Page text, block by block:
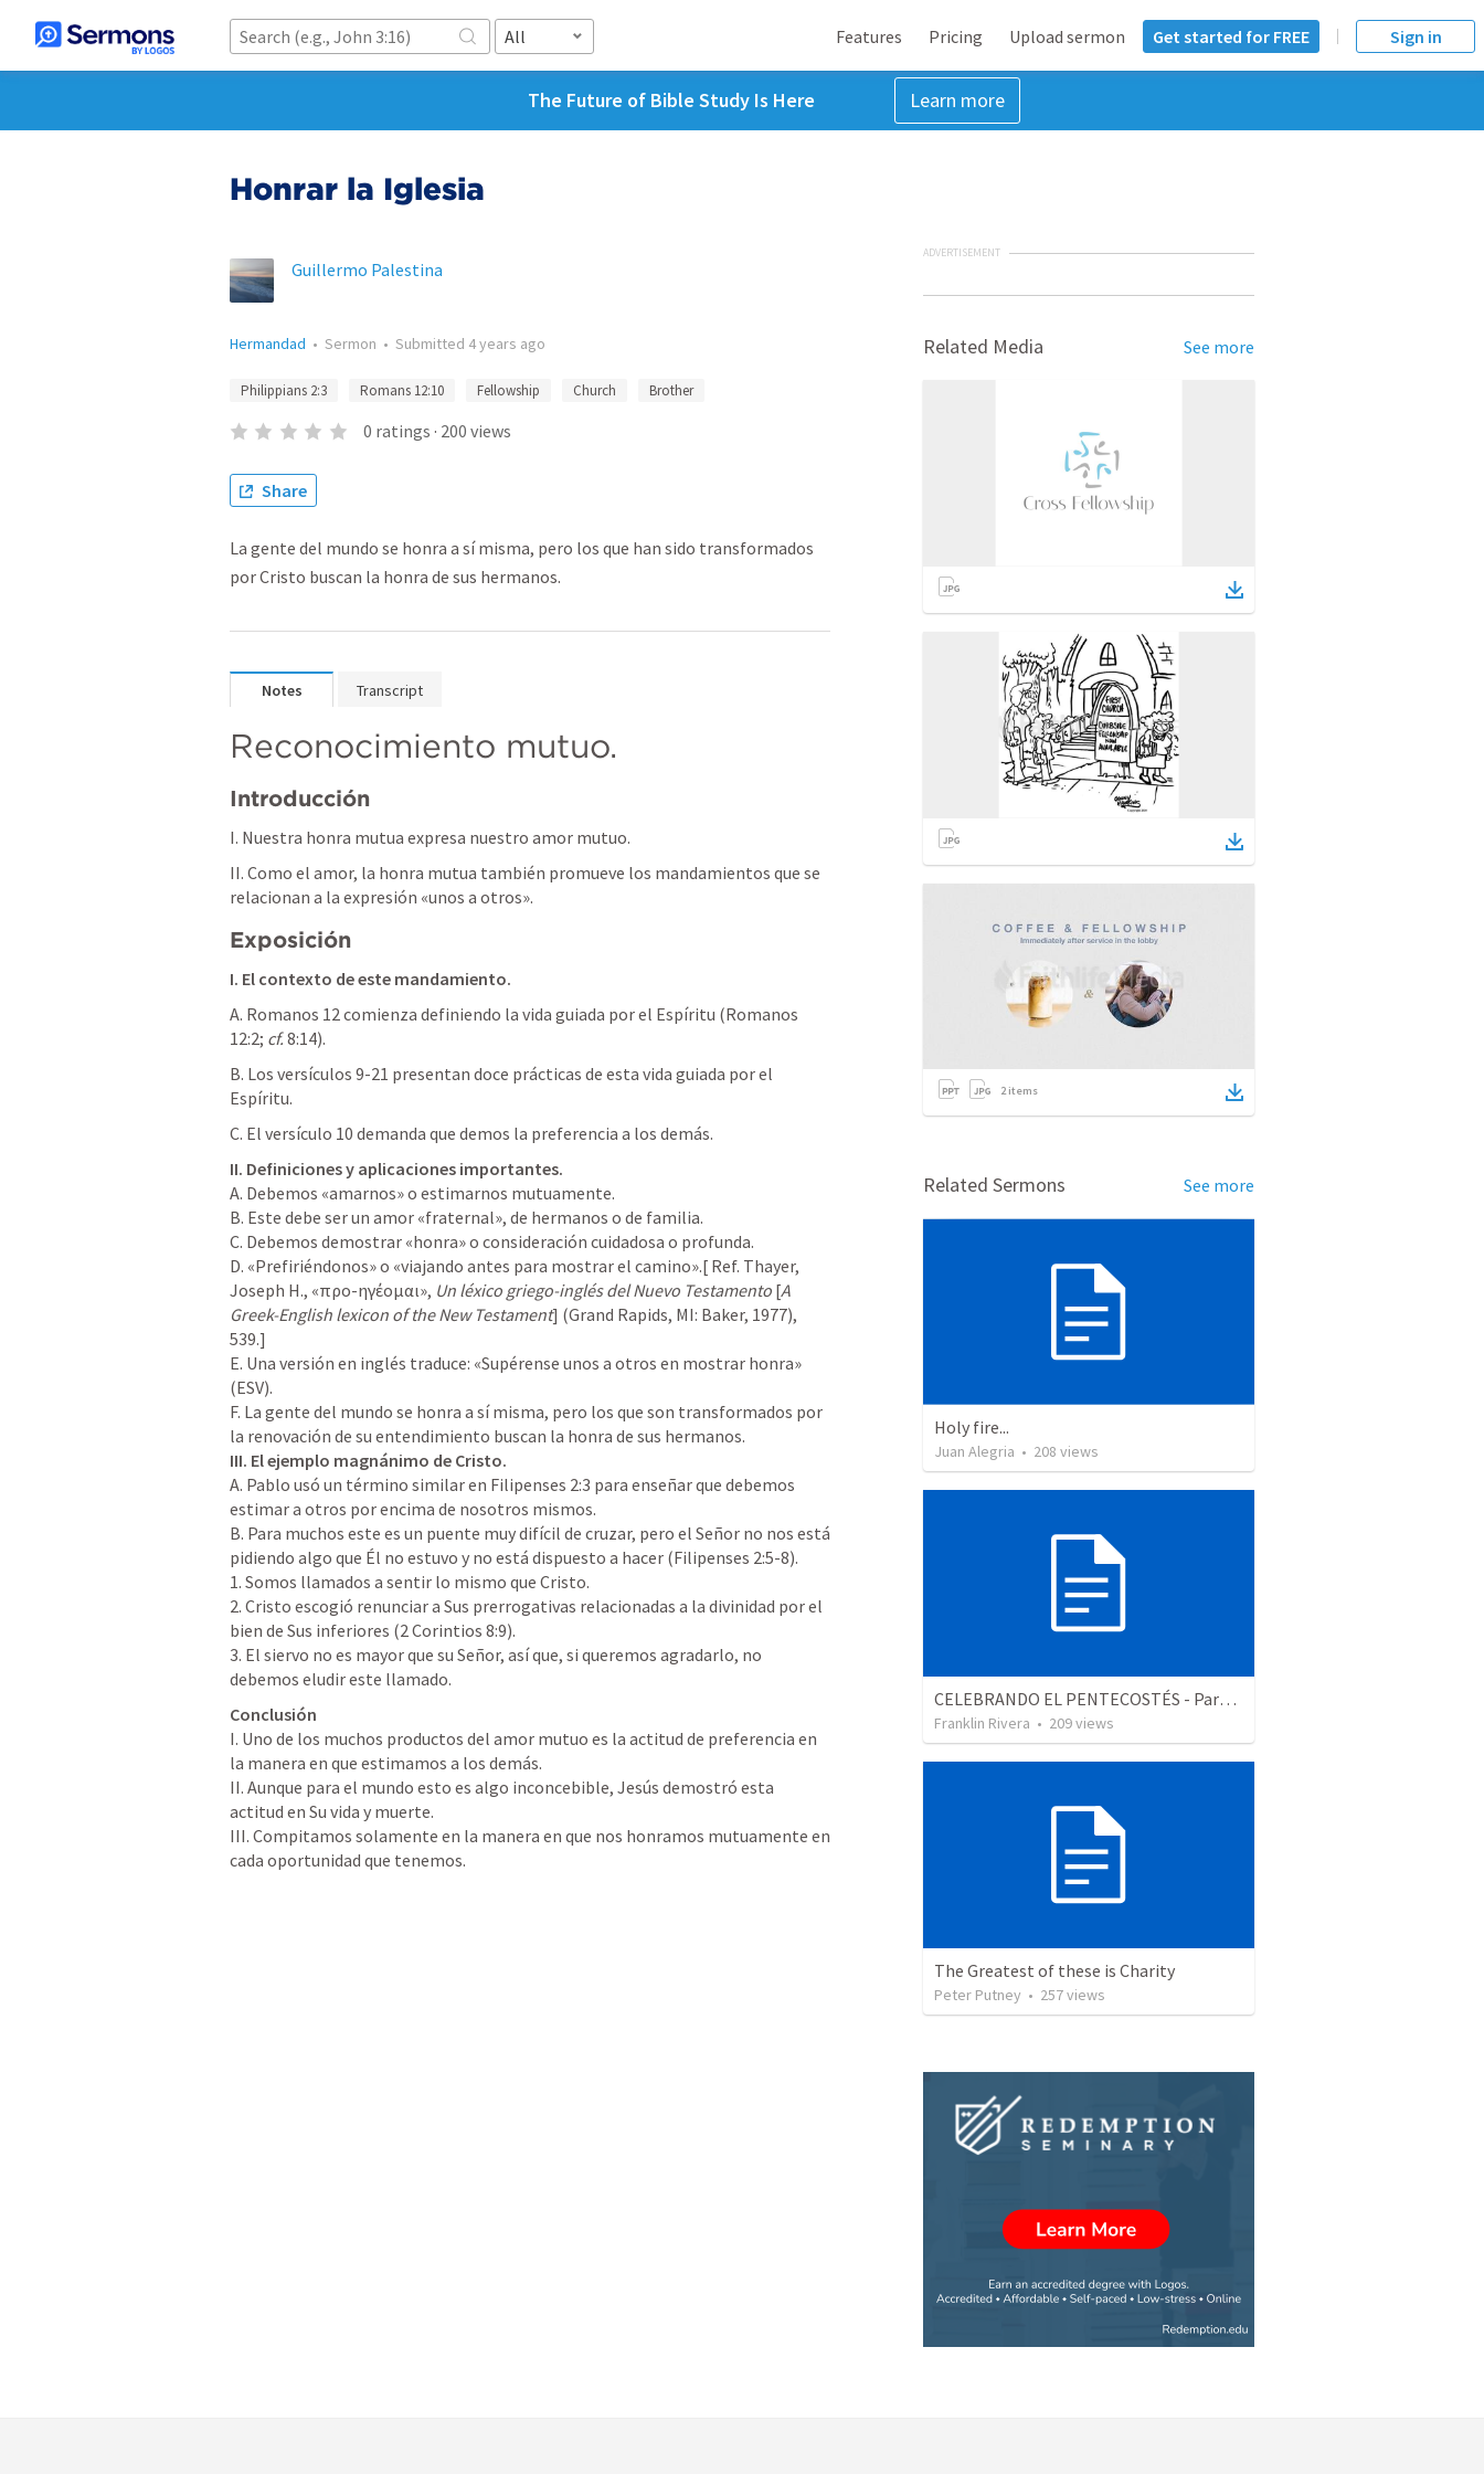
All Features Pricing Upload sermon Get started for FREE Sign in
The Future of Bible Study Is Here Learn more
Honrar la Iglesia
Guillermo Palestina
Hermandad • Sermon • Submitted 4 years ago
Philippians 2:3 Romans 12:10 Fellowship Church Brother
0 ratings · 200 views
Share
La gente del mundo se honra a sí misma, pero los que han sido transformados
por Cristo buscan la honra de sus hermanos.
Notes Transcript
Reconocimiento mutuo.
Introducción
I. Nuestra honra mutua expresa nuestro amor mutuo.
II. Como el amor, la honra mutua también promueve los mandamientos que se
relacionan a la expresión «unos a otros».
Exposición
I. El contexto de este mandamiento.
A. Romanos 12 comienza definiendo la vida guiada por el Espíritu (Romanos
12:2; cf. 8:14).
B. Los versículos 9-21 presentan doce prácticas de esta vida guiada por el
Espíritu.
C. El versículo 10 demanda que demos la preferencia a los demás.
II. Definiciones y aplicaciones importantes.
A. Debemos «amarnos» o estimarnos mutuamente.
B. Este debe ser un amor «fraternal», de hermanos o de familia.
C. Debemos demostrar «honra» o consideración cuidadosa o profunda.
D. «Prefiriéndonos» o «viajando antes para mostrar el camino».[ Ref. Thayer,
Joseph H., «προ-ηγέομαι», Un léxico griego-inglés del Nuevo Testamento [A
Greek-English lexicon of the New Testament] (Grand Rapids, MI: Baker, 1977),
539.]
E. Una versión en inglés traduce: «Supérense unos a otros en mostrar honra»
(ESV).
F. La gente del mundo se honra a sí misma, pero los que son transformados por
III. El ejemplo magnánimo de Cristo.
A. Pablo usó un término similar en Filipenses 2:3 para enseñar que debemos
estimar a otros por encima de nosotros mismos.
B. Para muchos este es un puente muy difícil de cruzar, pero el Señor no nos está
pidiendo algo que Él no estuvo y no está dispuesto a hacer (Filipenses 2:5-8).
1. Somos llamados a sentir lo mismo que Cristo.
2. Cristo escogió renunciar a Sus prerrogativas relacionadas a la divinidad por el
bien de Sus inferiores (2 Corintios 8:9).
3. El siervo no es mayor que su Señor, así que, si queremos agradarlo, no
debemos eludir este llamado.
Conclusión
I. Uno de los muchos productos del amor mutuo es la actitud de preferencia en
la manera en que estimamos a los demás.
II. Aunque para el mundo esto es algo inconcebible, Jesús demostró esta
actitud en Su vida y muerte.
III. Compitamos solamente en la manera en que nos honramos mutuamente en
ADVERTISEMENT
Related Media See more
2items
Related Sermons See more
Holy fire...
Juan Alegria • 208 views
CELEBRANDO EL PENTECOSTÉS - Parte 2 | Celebrating Pentecost - Part 2
Franklin Rivera • 209views
The Greatest of these is Charity
Peter Putney • 257views